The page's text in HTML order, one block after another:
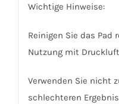
Wichtige Hinweise:
Reinigen Sie das Pad
Nutzung mit
Verwenden Sie nicht
schlechteren